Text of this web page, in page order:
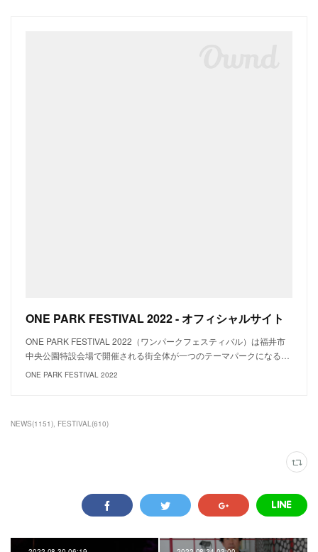
ONE PARK FESTIVAL 2022 - オフィシャルサイト
ONE PARK FESTIVAL 2022（ワンパークフェスティバル）は福井市
中央公園特設会場で開催される街全体が一つのテーマパークになる…
ONE PARK FESTIVAL 2022
NEWS(1151) FESTIVAL(610)